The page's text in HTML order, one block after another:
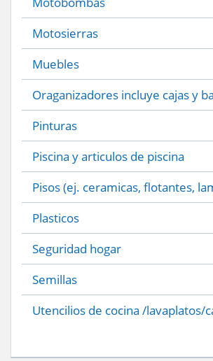
Motosierras
Muebles
Oraganizadores incluye cajas y
Pinturas
Piscina y articulos de piscina
Pisos (ej. ceramicas, flotantes,
Plasticos
Seguridad hogar
Semillas
Utencilios de cocina /lavaplatos/